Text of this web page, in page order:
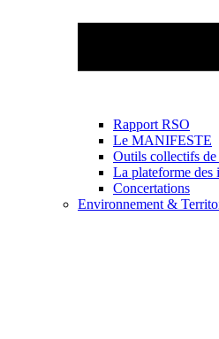
Rapport RSO
Le MANIFESTE
Outils collectifs de
La plateforme des
Concertations
Environnement &